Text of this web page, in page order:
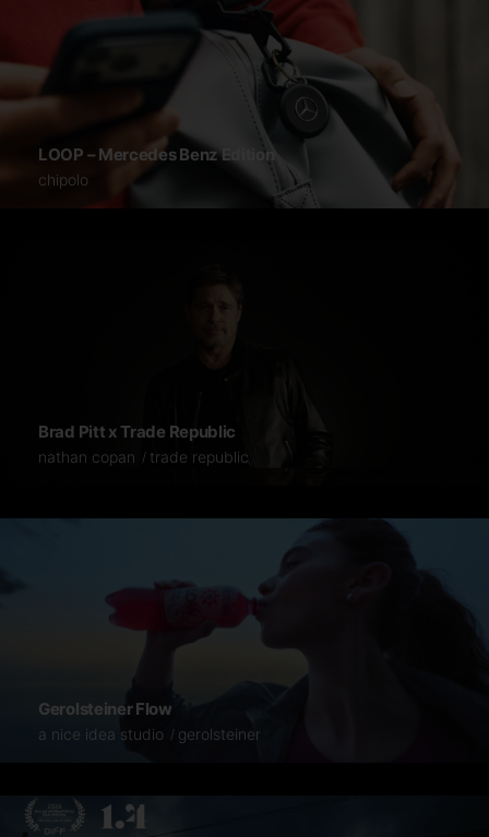
LOOP – Mercedes Benz Edition
chipolo
Brad Pitt x Trade Republic
nathan copan trade republic
Gerolsteiner Flow
a nice idea studio gerolsteiner